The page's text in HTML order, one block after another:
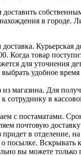
в городе.
доставка. Курьерская
Когда товар
для уточнения
удобное
магазина. Для
к сотруднику в
с постаматами.
почтовую
придет в отделение,
посылке. Вскрывать
вы можете только